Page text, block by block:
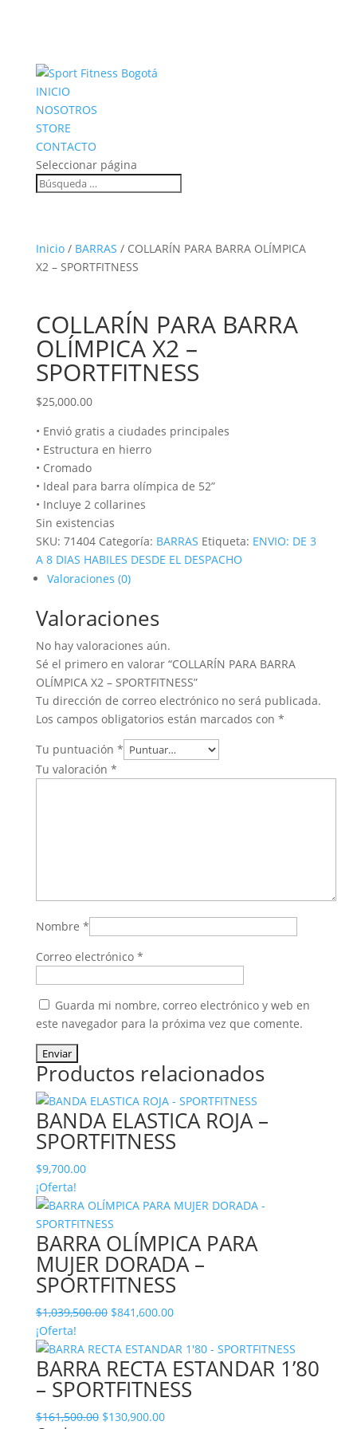
INICIO
NOSOTROS
STORE
CONTACTO
Seleccionar página
Inicio/ BARRAS / COLLARÍN PARA BARRA OLÍMPICA
X2 – SPORTFITNESS
COLLARÍN PARA BARRA
OLÍMPICA X2 –
SPORTFITNESS
$25,000.00
• Envió gratis a ciudades principales
• Estructura en hierro
• Cromado
• Ideal para barra olímpica de 52”
• Incluye 2 collarines
Sin existencias
SKU: 71404 Categoría: BARRAS Etiqueta: ENVIO: DE 3
A 8 DIAS HABILES DESDE EL DESPACHO
Valoraciones (0)
Valoraciones
No hay valoraciones aún.
Sé el primero en valorar “COLLARÍN PARA BARRA
OLÍMPICA X2 – SPORTFITNESS”
Tu dirección de correo electrónico no será publicada.
Los campos obligatorios están marcados con *
Tu puntuación *
Tu valoración *
Nombre *
Correo electrónico *
Guarda mi nombre, correo electrónico y web en
este navegador para la próxima vez que comente.
Productos relacionados
BANDA ELASTICA ROJA –
SPORTFITNESS
$9,700.00
¡Oferta!
BARRA OLÍMPICA PARA
MUJER DORADA –
SPORTFITNESS
$1,039,500.00 El
original
era:
$1,039,500.00.
$841,600.00El
actual
es:
$841,600.00.
¡Oferta!
BARRA RECTA ESTANDAR 1’80
– SPORTFITNESS
$161,500.00 El
$130,900.00El